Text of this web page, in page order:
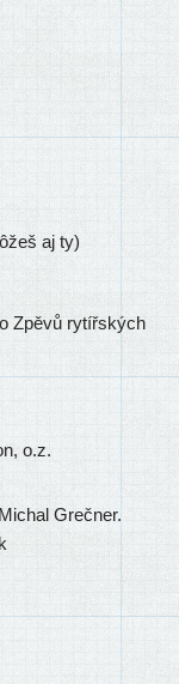
aj ty)
Zpěvů rytířských
o.z.
Grečner.